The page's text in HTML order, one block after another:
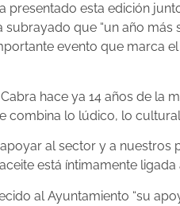
presentado esta edición
subrayado que “un año
evento que marca
hace ya 14 años de
combina lo lúdico, lo cultural
al sector y a
está íntimamente
al Ayuntamiento “su